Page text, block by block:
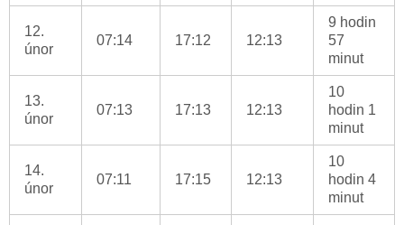
12.
únor
07:14 17:12 12:13
9 hodin
57
minut
13.
únor
07:13 17:13 12:13
10
hodin 1
minut
14.
únor
07:11 17:15 12:13
10
hodin 4
minut